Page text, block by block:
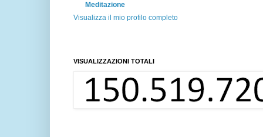
Meditazione
Visualizza il mio profilo completo
VISUALIZZAZIONI TOTALI